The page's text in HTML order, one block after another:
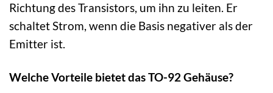
Richtung des Transistors, um ihn zu leiten. Er
schaltet Strom, wenn die Basis negativer als der
Emitter ist.
Welche Vorteile bietet das TO-92 Gehäuse?